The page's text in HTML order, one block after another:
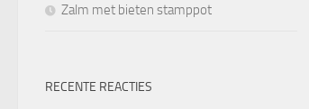
Zalm met bieten stamppot
RECENTE REACTIES